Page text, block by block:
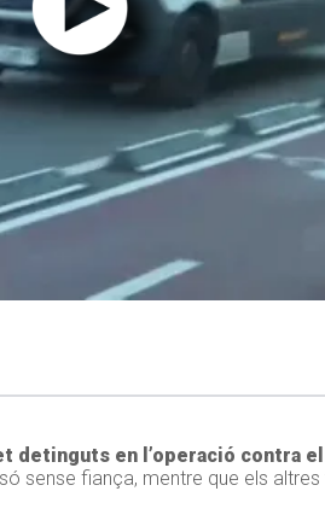
detinguts en l’operació contra
sense fiança, mentre que els